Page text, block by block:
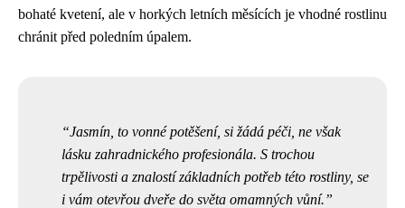
bohaté kvetení, ale v horkých letních měsících je vhodné rostlinu
chránit před poledním úpalem.
Jasmín, to vonné potěšení, si žádá péči, ne však
lásku zahradnického profesionála. S trochou
trpělivosti a znalostí základních potřeb této rostliny, se
i vám otevřou dveře do světa omamných vůní.